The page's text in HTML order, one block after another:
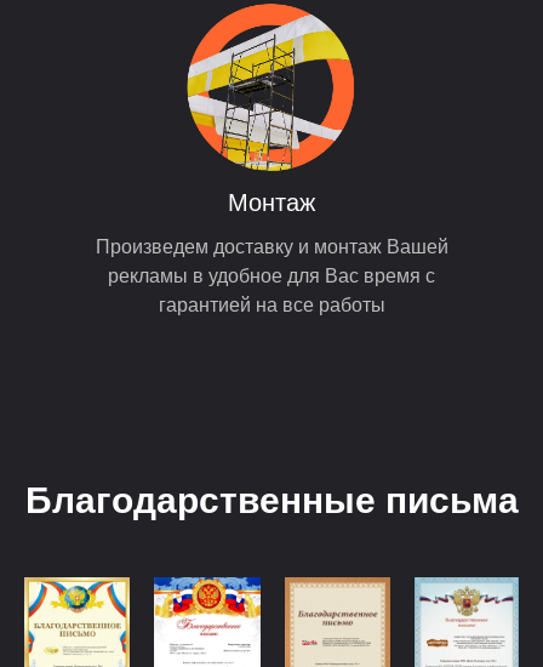
Произведем доставку и монтаж Вашей
рекламы в удобное для Вас время с
гарантией на все работы
Монтаж
Благодарственные письма